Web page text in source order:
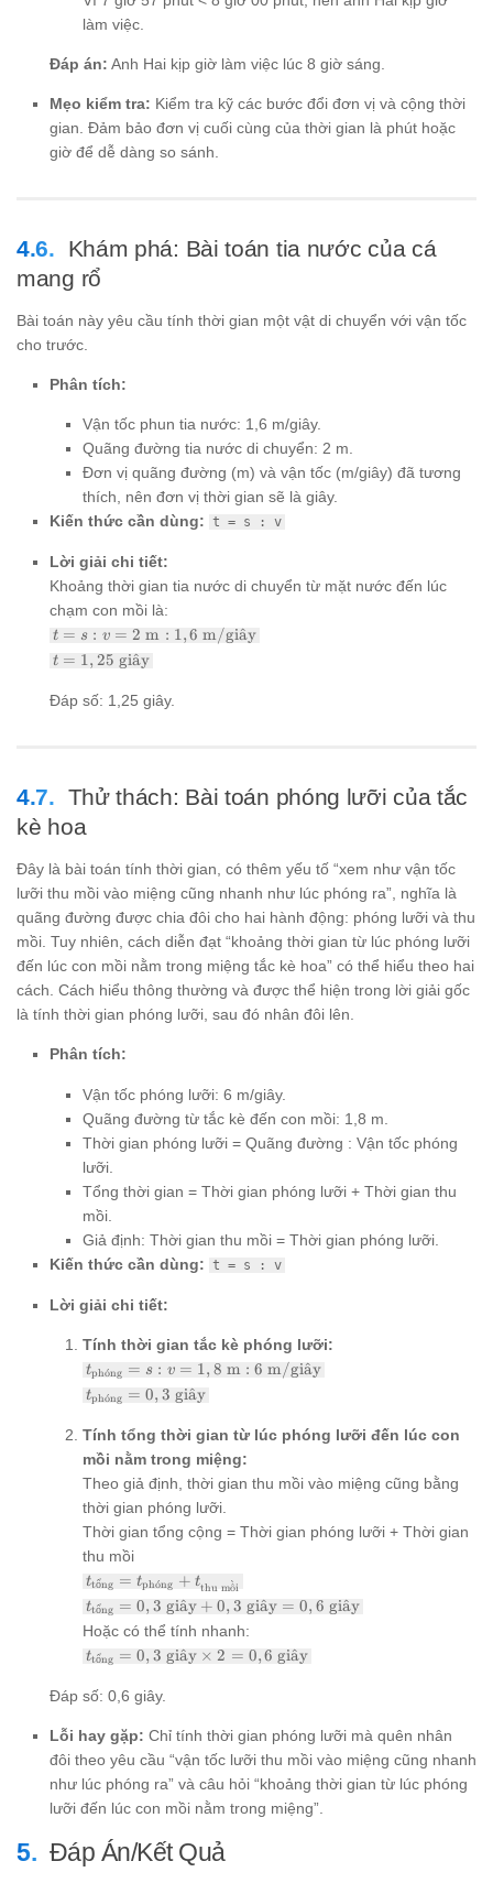
làm việc.
Đáp án: Anh Hai kịp giờ làm việc lúc 8 giờ sáng.
Mẹo kiểm tra: Kiểm tra kỹ các bước đổi đơn vị và cộng thời
gian. Đảm bảo đơn vị cuối cùng của thời gian là phút hoặc
giờ để dễ dàng so sánh.
Khám phá: Bài toán tia nước của cá
mang rổ
Bài toán này yêu cầu tính thời gian một vật di chuyển với vận tốc
cho trước.
Phân tích:
Vận tốc phun tia nước: 1,6 m/giây.
Quãng đường tia nước di chuyển: 2 m.
Đơn vị quãng đường (m) và vận tốc (m/giây) đã tương
thích, nên đơn vị thời gian sẽ là giây.
Kiến thức cần dùng: t = s : v
Lời giải chi tiết:
Khoảng thời gian tia nước di chuyển từ mặt nước đến lúc
chạm con mồi là:
t = s : v
= 2
\text{
\text{
t = s : v = 2 m : 1,6 m/gia
ˆy
t =
\text{
giây}
t = 1, 25 gia
ˆy
Đáp số: 1,25 giây.
Thử thách: Bài toán phóng lưỡi của tắc
kè hoa
Đây là bài toán tính thời gian, có thêm yếu tố “xem như vận tốc
lưỡi thu mồi vào miệng cũng nhanh như lúc phóng ra”, nghĩa là
quãng đường được chia đôi cho hai hành động: phóng lưỡi và thu
mồi. Tuy nhiên, cách diễn đạt “khoảng thời gian từ lúc phóng lưỡi
đến lúc con mồi nằm trong miệng tắc kè hoa” có thể hiểu theo hai
cách. Cách hiểu thông thường và được thể hiện trong lời giải gốc
là tính thời gian phóng lưỡi, sau đó nhân đôi lên.
Phân tích:
Vận tốc phóng lưỡi: 6 m/giây.
Quãng đường từ tắc kè đến con mồi: 1,8 m.
Thời gian phóng lưỡi = Quãng đường : Vận tốc phóng
lưỡi.
Tổng thời gian = Thời gian phóng lưỡi + Thời gian thu
mồi.
Giả định: Thời gian thu mồi = Thời gian phóng lưỡi.
Kiến thức cần dùng: t = s : v
Lời giải chi tiết:
Tính thời gian tắc kè phóng lưỡi:
t_{\text{phóng}}
= s : v = 1,8
\text{ m} : 6
tpho
ˊng = s : v = 1, 8 m : 6 m/gia
ˆy
t_{\text{phóng}}
= 0,3 \text{
giây}
tpho
ˊng = 0, 3 gia
ˆy
Tính tổng thời gian từ lúc phóng lưỡi đến lúc con
mồi nằm trong miệng:
Theo giả định, thời gian thu mồi vào miệng cũng bằng
thời gian phóng lưỡi.
Thời gian tổng cộng = Thời gian phóng lưỡi + Thời gian
thu mồi
t_{\text{tổng}}
=
t_{\text{phóng}}
+ t_{\text{thu
mồi}}
ttổng = tpho
ˊng + tthu mo
ˆ
ˋi
t_{\text{tổng}}
= 0,3 \text{
giây} + 0,3
\text{ giây} =
ttổng = 0, 3 gia
ˆy + 0, 3 gia
ˆy = 0, 6 gia
ˆy
Hoặc có thể tính nhanh:
t_{\text{tổng}}
= 0,3 \text{
giây} \times 2 =
0,6 \text{ giây}
ttổng = 0, 3 gia
ˆy × 2 = 0,6 gia
ˆy
Đáp số: 0,6 giây.
Lỗi hay gặp: Chỉ tính thời gian phóng lưỡi mà quên nhân
đôi theo yêu cầu “vận tốc lưỡi thu mồi vào miệng cũng nhanh
như lúc phóng ra” và câu hỏi “khoảng thời gian từ lúc phóng
lưỡi đến lúc con mồi nằm trong miệng”.
Đáp Án/Kết Quả